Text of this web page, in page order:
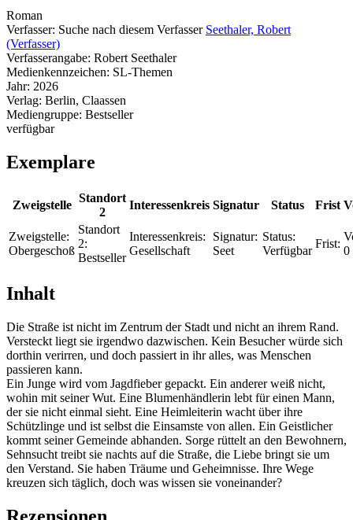
Roman
Verfasser: Suche nach diesem Verfasser Seethaler, Robert
(Verfasser)
Verfasserangabe: Robert Seethaler
Medienkennzeichen: SL-Themen
Jahr: 2026
Verlag: Berlin, Claassen
Mediengruppe: Bestseller
verfügbar
Exemplare
Zweigstelle
Standort
2
Interessenkreis Signatur Status Frist
Zweigstelle:
Obergeschoß
Standort
2:
Bestseller
Interessenkreis:
Gesellschaft
Signatur:
Seet
Status:
Verfügbar
Frist:
0
Inhalt
Die Straße ist nicht im Zentrum der Stadt und nicht an ihrem Rand.
Versteckt liegt sie irgendwo dazwischen. Kein Besucher würde sich
dorthin verirren, und doch passiert in ihr alles, was Menschen
passieren kann.
Ein Junge wird vom Jagdfieber gepackt. Ein anderer weiß nicht,
wohin mit seiner Wut. Eine Blumenhändlerin lebt für einen Mann,
der sie nicht einmal sieht. Eine Heimleiterin wacht über ihre
Schützlinge und ist selbst die Einsamste von allen. Ein Geistlicher
kommt seiner Gemeinde abhanden. Sorge rüttelt an den Bewohnern,
Sehnsucht treibt sie nachts auf die Straße, die Liebe bringt sie um
den Verstand. Sie haben Träume und Geheimnisse. Ihre Wege
kreuzen sich täglich, doch was wissen sie voneinander?